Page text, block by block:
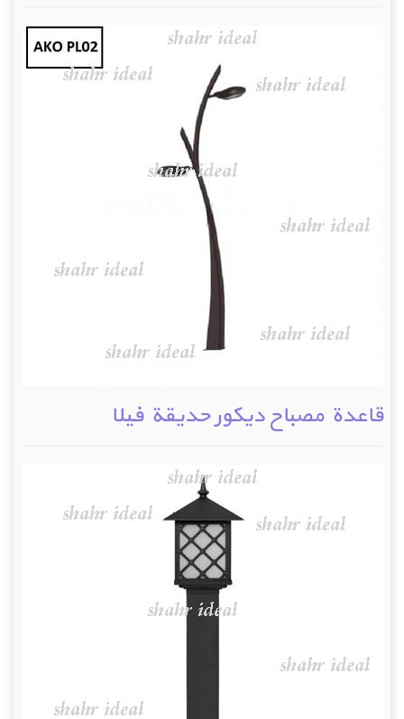
قاعدة مصباح ديكور حديقة فيلا